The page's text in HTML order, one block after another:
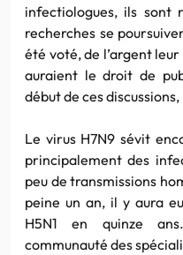
infectiologues, ils sont
recherches se
été voté, de l’argent
auraient le droit de
début de ces
Le virus H7N9 sévit
principalement des
peu de transmissions
peine un an, il y aura
H5N1 en quinze
communauté des